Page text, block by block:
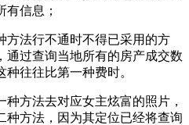
有信息；
法行不通时不得已采用的方
通过查询当地所有的房产成交数
往往比第一种费时。
方法去对应女主炫富的照片，
种方法，因为其定位已经将查询